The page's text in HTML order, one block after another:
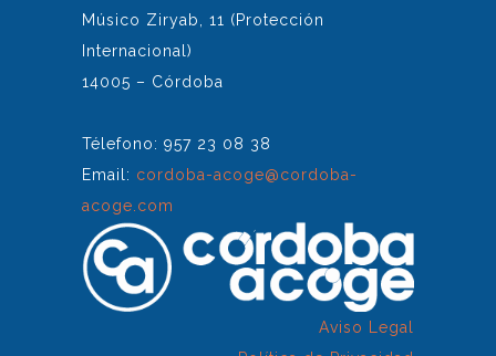
Músico Ziryab, 11 (Protección
Internacional)
14005 – Córdoba
Télefono: 957 23 08 38
Email: cordoba-acoge@cordoba-
acoge.com
Aviso Legal